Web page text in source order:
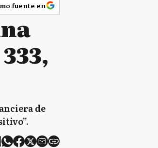
fuente en
de